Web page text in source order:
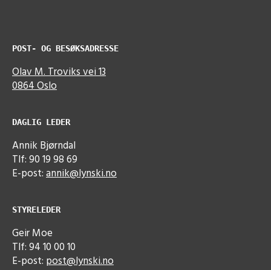
POST- OG BESØKSADRESSE
Olav M. Troviks vei 13
0864 Oslo
DAGLIG LEDER
Annik Bjørndal
Tlf: 90 19 98 69
E-post:annik@lynski.no
STYRELEDER
Geir Moe
Tlf: 94 10 00 10
E-post: post@lynski.no